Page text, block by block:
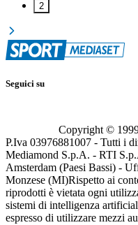
2
Seguici su
Copyright ©
P.Iva 03976881007 - Tutti i
Mediamond S.p.A. - RTI
Amsterdam (Paesi Bassi) -
Monzese (MI)Rispetto ai
riprodotti è vietata ogni
sistemi di intelligenza
espresso di utilizzare mezzi